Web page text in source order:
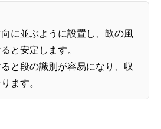
向に並ぶように設置し、畝の風
と安定します。
と段の識別が容易になり、収
ます。